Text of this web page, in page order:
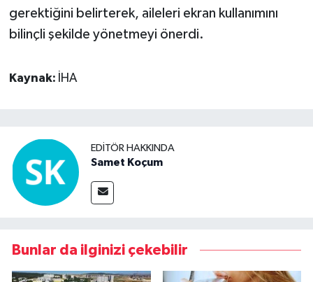
gerektiğini belirterek, aileleri ekran kullanımını
bilinçli şekilde yönetmeyi önerdi.
Kaynak: İHA
EDITÖR HAKKINDA
Samet Koçum
Bunlar da ilginizi çekebilir